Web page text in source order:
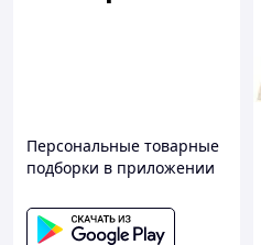
Персональные товарные
подборки в приложении